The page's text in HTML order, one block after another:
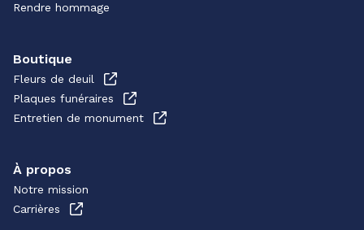
Rendre hommage
Boutique
Fleurs de deuil
Plaques funéraires
Entretien de monument
À propos
Notre mission
Carrières